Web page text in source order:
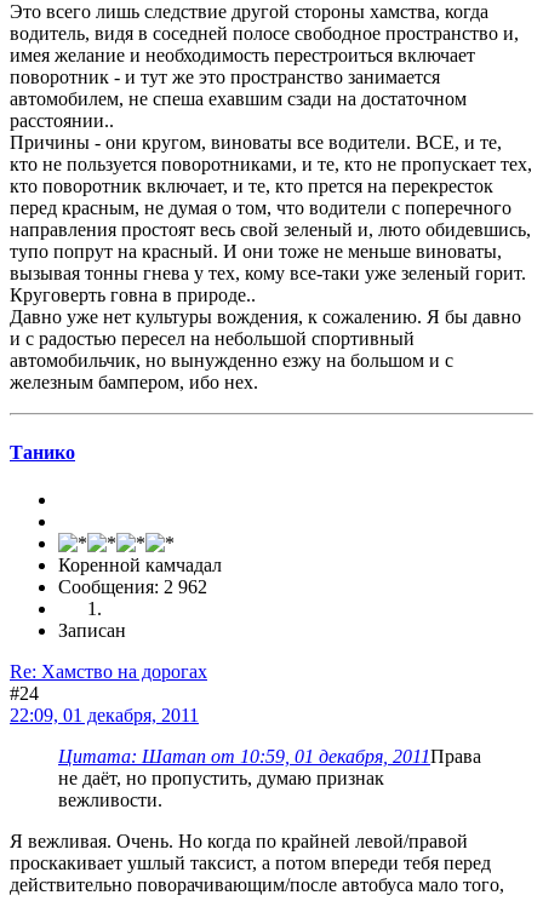
Это всего лишь следствие другой стороны хамства, когда
водитель, видя в соседней полосе свободное пространство и,
имея желание и необходимость перестроиться включает
поворотник - и тут же это пространство занимается
автомобилем, не спеша ехавшим сзади на достаточном
расстоянии..
Причины - они кругом, виноваты все водители. ВСЕ, и те,
кто не пользуется поворотниками, и те, кто не пропускает тех,
кто поворотник включает, и те, кто прется на перекресток
перед красным, не думая о том, что водители с поперечного
направления простоят весь свой зеленый и, люто обидевшись,
тупо попрут на красный. И они тоже не меньше виноваты,
вызывая тонны гнева у тех, кому все-таки уже зеленый горит.
Круговерть говна в природе..
Давно уже нет культуры вождения, к сожалению. Я бы давно
и с радостью пересел на небольшой спортивный
автомобильчик, но вынужденно езжу на большом и с
железным бампером, ибо нех.
Танико
Коренной камчадал
Сообщения: 2 962
Записан
Re: Хамство на дорогах
#24
22:09, 01 декабря, 2011
Цитата: Шаman от 10:59, 01 декабря, 2011Права
не даёт, но пропустить, думаю признак
вежливости.
Я вежливая. Очень. Но когда по крайней левой/правой
проскакивает ушлый таксист, а потом впереди тебя перед
действительно поворачивающим/после автобуса мало того,